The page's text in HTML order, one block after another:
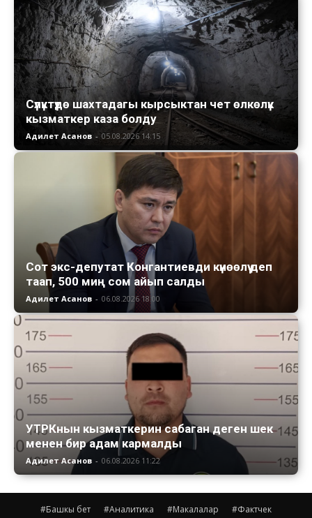
Сүлүктүдө шахтадагы кырсыктан чет өлкөлүк
кызматкер каза болду
Адилет Асанов - 05.08.2026 14:15
Сот экс-депутат Конгантиевди күнөөлүү деп
таап, 500 миң сом айып салды
Адилет Асанов - 06.08.2026 18:00
УТРКнын кызматкерин сабаган деген шек
менен бир адам кармалды
Адилет Асанов - 06.08.2026 11:22
#Башкы бет #Аналитика #Макалалар #Фактчек